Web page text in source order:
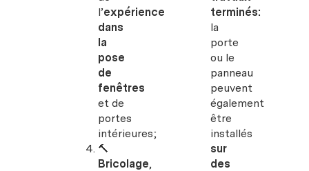
l’expérience
dans
la
pose
de
fenêtres
et de
portes
intérieures;
🔨
Bricolage,
terminés:
la
porte
ou le
panneau
peuvent
également
être
installés
sur
des